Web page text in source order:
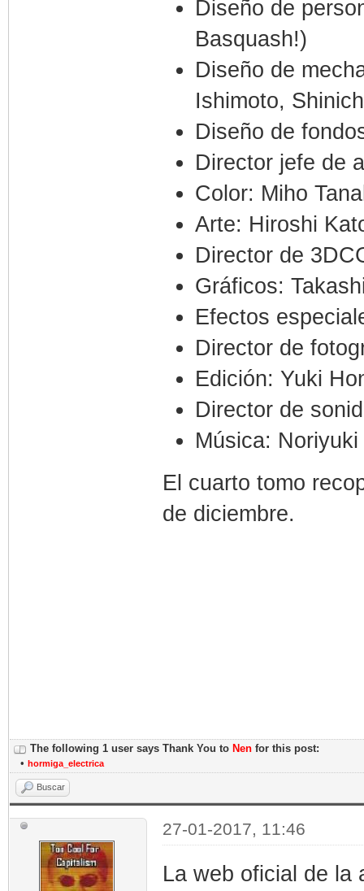
Diseño de
Basquash!)
Diseño de
Ishimoto,
Diseño de
Director jefe de
Color: Miho
Arte: Hiroshi
Director de
Gráficos:
Efectos
Director de
Edición: Yuki
Director de
Música:
El cuarto tomo
de diciembre.
The following 1 user says Thank You to Nen for this post:
• hormiga_electrica
Buscar
27-01-2017, 11:46
La web oficial de la